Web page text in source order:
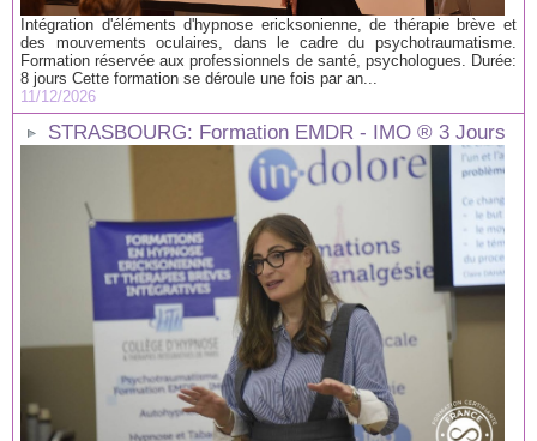
Intégration d'éléments d'hypnose ericksonienne, de thérapie brève et
des mouvements oculaires, dans le cadre du psychotraumatisme.
Formation réservée aux professionnels de santé, psychologues. Durée:
8 jours Cette formation se déroule une fois par an...
11/12/2026
STRASBOURG: Formation EMDR - IMO ® 3 Jours